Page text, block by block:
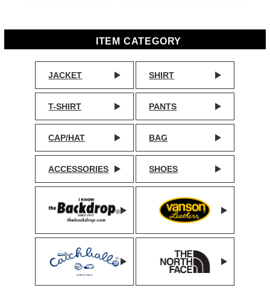
ITEM CATEGORY
JACKET SHIRT
T-SHIRT PANTS
CAP/HAT BAG
ACCESSORIES SHOES